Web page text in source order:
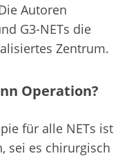
Autoren
G3-NETs die
Zentrum.
Operation?
für alle NETs ist
sei es chirurgisch